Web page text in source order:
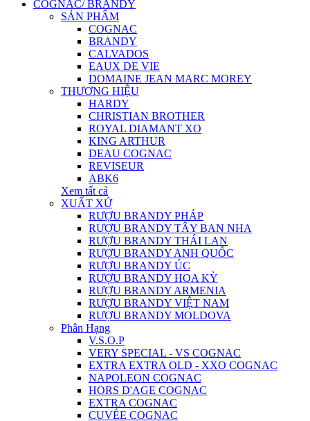
COGNAC/ BRANDY
SẢN PHẨM
COGNAC
BRANDY
CALVADOS
EAUX DE VIE
DOMAINE JEAN MARC MOREY
THƯƠNG HIỆU
HARDY
CHRISTIAN BROTHER
ROYAL DIAMANT XO
KING ARTHUR
DEAU COGNAC
REVISEUR
ABK6
Xem tất cả
XUẤT XỨ
RƯỢU BRANDY PHÁP
RƯỢU BRANDY TÂY BAN NHA
RƯỢU BRANDY THÁI LAN
RƯỢU BRANDY ANH QUỐC
RƯỢU BRANDY ÚC
RƯỢU BRANDY HOA KỲ
RƯỢU BRANDY ARMENIA
RƯỢU BRANDY VIỆT NAM
RƯỢU BRANDY MOLDOVA
Phân Hạng
V.S.O.P
VERY SPECIAL - VS COGNAC
EXTRA EXTRA OLD - XXO COGNAC
NAPOLEON COGNAC
HORS D'AGE COGNAC
EXTRA COGNAC
CUVÉE COGNAC